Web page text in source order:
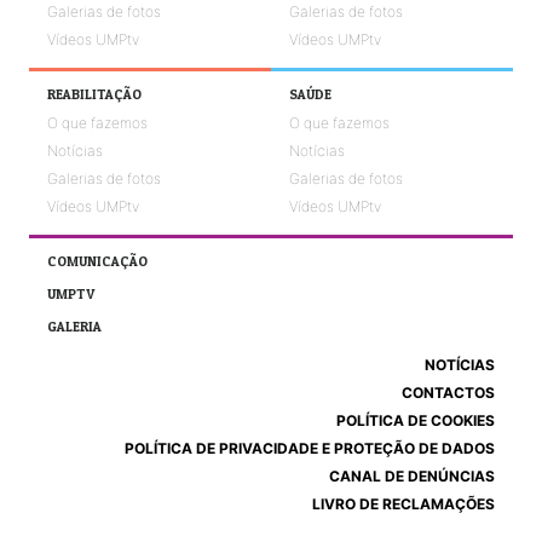
Galerias de fotos
Vídeos UMPtv
Galerias de fotos
Vídeos UMPtv
REABILITAÇÃO
O que fazemos
Notícias
Galerias de fotos
Vídeos UMPtv
SAÚDE
O que fazemos
Notícias
Galerias de fotos
Vídeos UMPtv
COMUNICAÇÃO
UMPTV
GALERIA
NOTÍCIAS
CONTACTOS
POLÍTICA DE COOKIES
POLÍTICA DE PRIVACIDADE E PROTEÇÃO DE DADOS
CANAL DE DENÚNCIAS
LIVRO DE RECLAMAÇÕES